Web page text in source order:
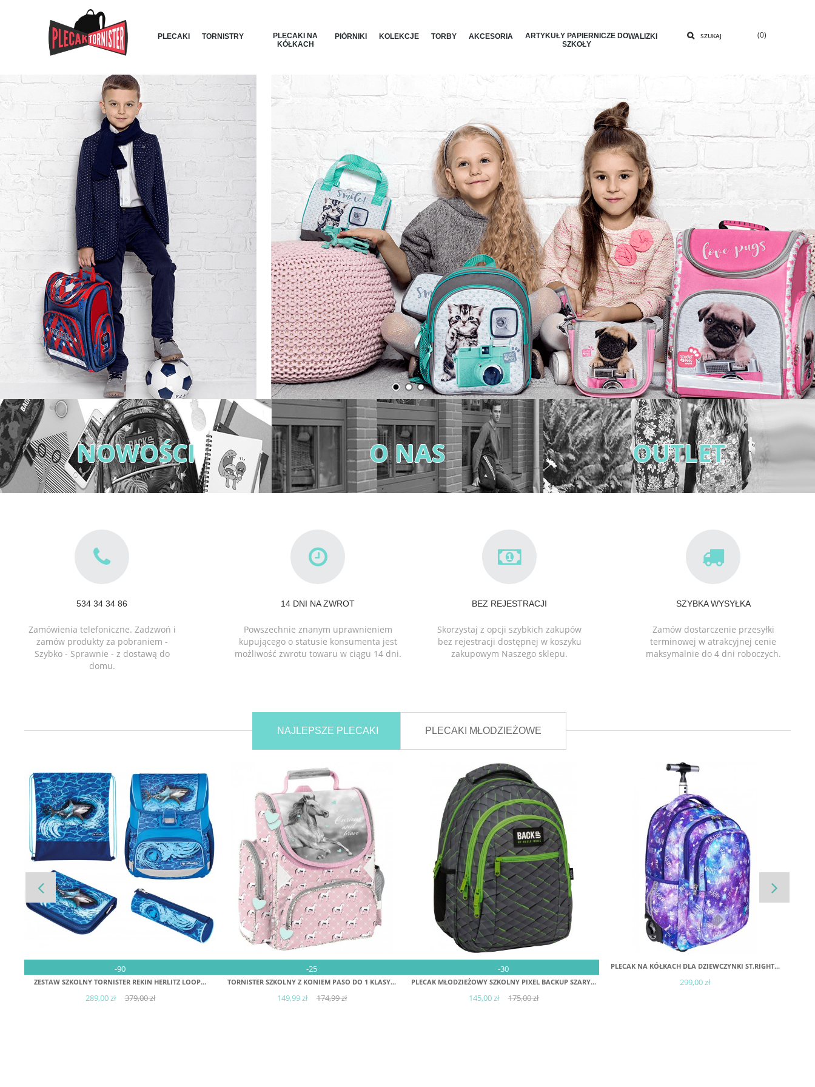
SZUKAJ (0)
PLECAKI TORNISTRY
PLECAKI NA
KÓŁKACH
PIÓRNIKI KOLEKCJE TORBY AKCESORIA
ARTYKUŁY PAPIERNICZE DO
SZKOŁY
WALIZKI
NOWOŚCI O NAS OUTLET
534 34 34 86
Zamówienia telefoniczne. Zadzwoń i
zamów produkty za pobraniem -
Szybko - Sprawnie - z dostawą do
domu.
14 DNI NA ZWROT
Powszechnie znanym uprawnieniem
kupującego o statusie konsumenta jest
możliwość zwrotu towaru w ciągu 14 dni.
BEZ REJESTRACJI
Skorzystaj z opcji szybkich zakupów
bez rejestracji dostępnej w koszyku
zakupowym Naszego sklepu.
SZYBKA WYSYŁKA
Zamów dostarczenie przesyłki
terminowej w atrakcyjnej cenie
maksymalnie do 4 dni roboczych.
NAJLEPSZE PLECAKI PLECAKI MŁODZIEŻOWE
-90
DODAJ DO KOSZYKA
ZESTAW SZKOLNY TORNISTER REKIN HERLITZ LOOP...
289,00 zł 379,00 zł
-25
DODAJ DO KOSZYKA
TORNISTER SZKOLNY Z KONIEM PASO DO 1 KLASY...
149,99 zł 174,99 zł
-30
DODAJ DO KOSZYKA
PLECAK MŁODZIEŻOWY SZKOLNY PIXEL BACKUP SZARY...
145,00 zł 175,00 zł
DODAJ DO KOSZYKA
PLECAK NA KÓŁKACH DLA DZIEWCZYNKI ST.RIGHT...
299,00 zł